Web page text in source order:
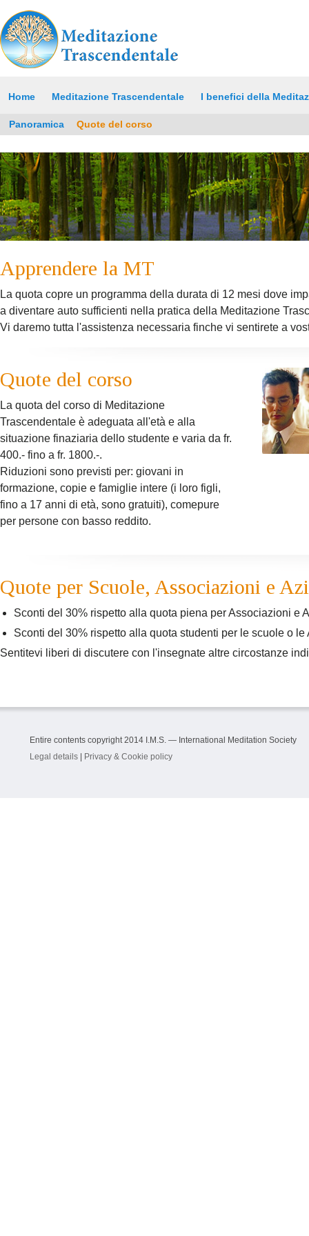
Home Meditazione Trascendentale I benefici della
Panoramica Quote del corso
Apprendere la MT
La quota copre un programma della durata di 12 mesi dove
a diventare auto sufficienti nella pratica della Meditazione
Vi daremo tutta l'assistenza necessaria finche vi sentirete a
Quote del corso
La quota del corso di Meditazione
Trascendentale è adeguata all'età e alla
situazione finaziaria dello studente e varia da fr.
400.- fino a fr. 1800.-.
Riduzioni sono previsti per: giovani in
formazione, copie e famiglie intere (i loro figli,
fino a 17 anni di età, sono gratuiti), comepure
per persone con basso reddito.
Quote per Scuole, Associazioni e
Sconti del 30% rispetto alla quota piena per Associazioni e
Sconti del 30% rispetto alla quota studenti per le scuole o
Sentitevi liberi di discutere con l'insegnate altre circostanze
Entire contents copyright 2014 I.M.S. — International Meditation Society
Legal details
Privacy & Cookie policy